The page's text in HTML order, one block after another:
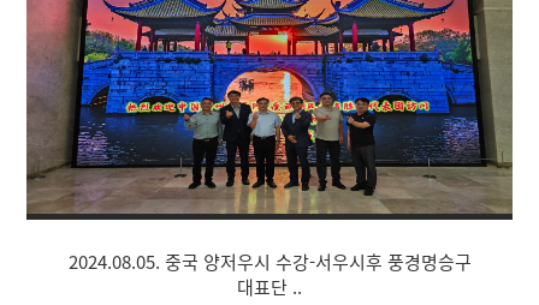
2024.08.05. 중국 양저우시 수강-서우시후 풍경명승구
대표단 ..